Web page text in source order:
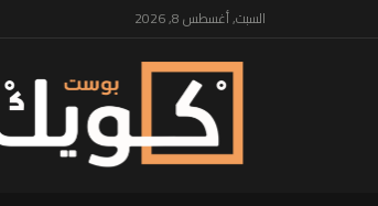
السبت, أغسطس 8, 2026